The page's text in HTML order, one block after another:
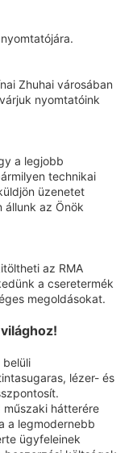
Zhuhai városában
nyomtatóink
a legjobb
technikai
üzenetet
állunk az Önök
az RMA
a cseretermék
megoldásokat.
belüli
lézer- és
műszaki hátterére
a legmodernebb
ügyfeleinek